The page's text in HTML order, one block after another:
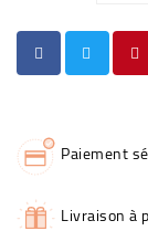
Paiement
Livraison à